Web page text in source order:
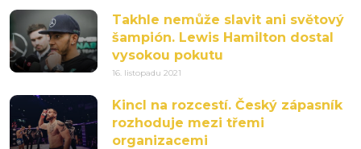
Takhle nemůže slavit ani světový
šampión. Lewis Hamilton dostal
vysokou pokutu
16. listopadu 2021
Kincl na rozcestí. Český zápasník
rozhoduje mezi třemi
organizacemi